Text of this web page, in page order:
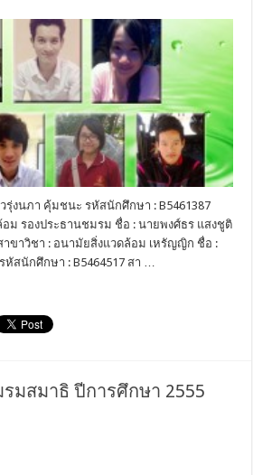
รุ่งนภา คุ้มชนะ รหัสนักศึกษา : B5461387
ม รองประธานชมรม ชื่อ : นายพงศ์ธร แสงชูติ
าขาวิชา : อนามัยสิ่งแวดล้อม เหรัญญิก ชื่อ :
สนักศึกษา : B5464517 สา …
มสมาธิ ปีการศึกษา 2555